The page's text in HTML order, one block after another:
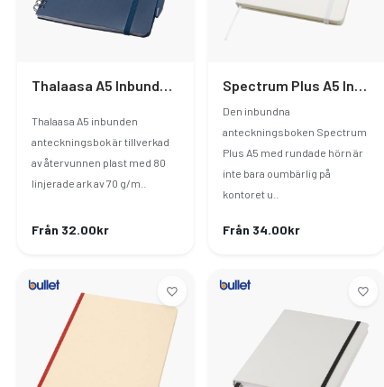
Thalaasa A5 inbunden
anteckningsbok är tillverkad
av återvunnen plast med 80
linjerade ark av 70 g/m..
Från 32.00kr
Den inbundna
anteckningsboken Spectrum
Plus A5 med rundade hörn är
inte bara oumbärlig på
kontoret u..
Från 34.00kr